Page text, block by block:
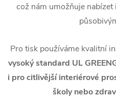
což nám umožňuje
Pro tisk používáme kvalitní
vysoký standard UL
i pro citlivější interiérové
školy nebo